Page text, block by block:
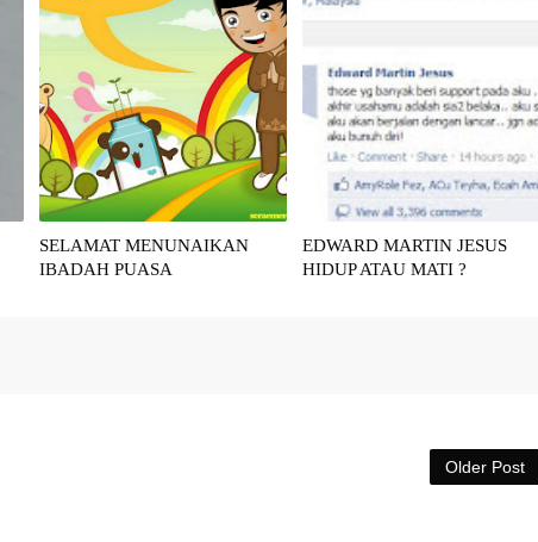
SELAMAT MENUNAIKAN
IBADAH PUASA
EDWARD MARTIN JESUS
HIDUP ATAU MATI ?
Older Post